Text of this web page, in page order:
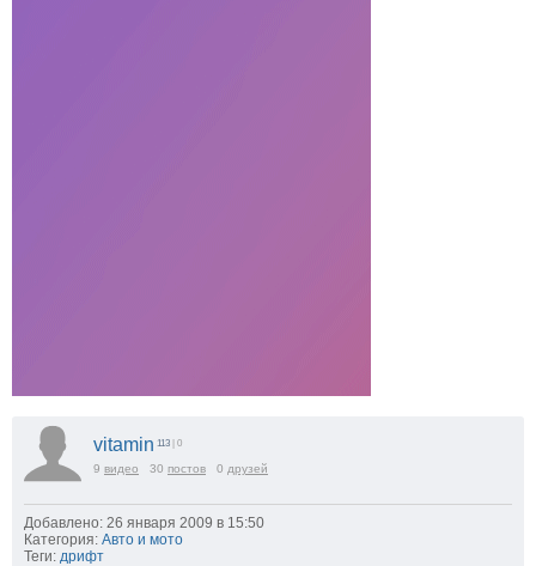
vitamin 113 | 0
9 видео 30 постов 0 друзей
Добавлено: 26 января 2009 в 15:50
Категория: Авто и мото
Теги: дрифт